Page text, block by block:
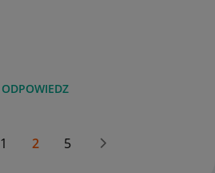
ODPOWIEDZ
1 2 5